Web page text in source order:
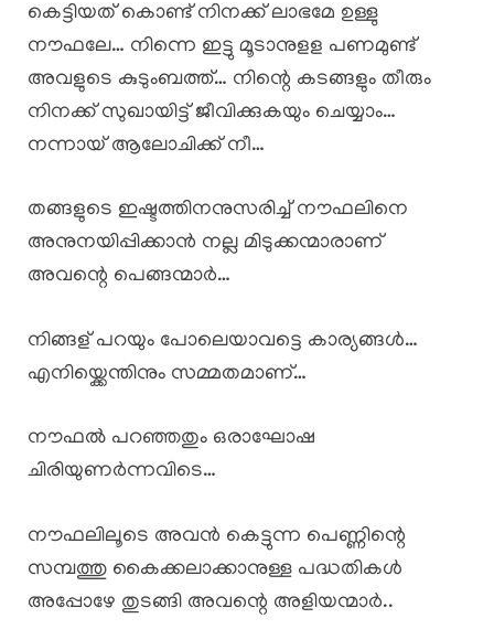
കെട്ടിയത് കൊണ്ട് നിനക്ക് ലാഭമേ ഉള്ളു
നൗഫലേ… നിന്നെ ഇട്ടു മൂടാനുളള പണമുണ്ട്
അവളുടെ കുടുംബത്ത്… നിന്റെ കടങ്ങളും തീരും
നിനക്ക് സുഖായിട്ട് ജീവിക്കുകയും ചെയ്യാം…
നന്നായ് ആലോചിക്ക് നീ…
തങ്ങളുടെ ഇഷ്ടത്തിനനുസരിച്ച് നൗഫലിനെ
അനുനയിപ്പിക്കാൻ നല്ല മിടുക്കന്മാരാണ്
അവന്റെ പെങ്ങന്മാർ…
നിങ്ങള് പറയും പോലെയാവട്ടെ കാര്യങ്ങൾ…
എനിയ്ക്കെന്തിനും സമ്മതമാണ്…
നൗഫൽ പറഞ്ഞതും ഒരാഘോഷ
ചിരിയുണർന്നവിടെ…
നൗഫലിലൂടെ അവൻ കെട്ടുന്ന പെണ്ണിന്റെ
സമ്പത്തു കൈക്കലാക്കാനുള്ള പദ്ധതികൾ
അപ്പോഴേ തുടങ്ങി അവന്റെ അളിയന്മാർ..